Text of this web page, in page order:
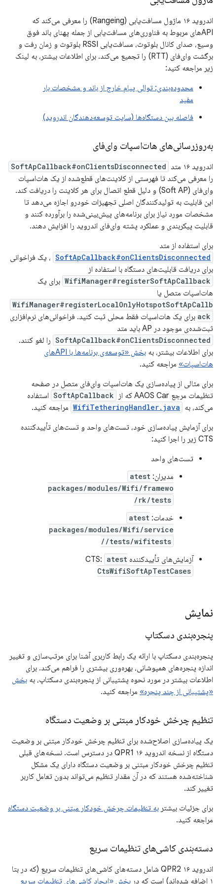
اندروید ۱۶ ماژول مسافت‌یابی (Rangeing) را معرفی می‌کند که
APIهای مربوط به فناوری‌های مسافت‌یابی از جمله پهنای باند فوق
وسیع، صدای کانال بلوتوث، مسافت‌یابی RSSI بلوتوث و زمان رفت و
برگشت وای‌فای (RTT) را تجمیع می‌کند. برای اطلاعات بیشتر، به لینک
زیر مراجعه کنید:
محدوده‌بندی: توالی پیام خارج از باند و مشخصات بار
مفید
فاصله بین دستگاه‌ها (سایت توسعه‌دهندگان اندروید)
به‌روزرسانی‌های هات‌اسپات وای‌فای
اندروید ۱۶ متد SoftApCallback#onClientsDisconnected
را معرفی می‌کند تا فهرستی از کلاینت‌های قطع‌شده از یک هات‌اسپات
وای‌فای (Soft AP) و دلیل قطع اتصال برای هر کلاینت را دریافت کند.
این قابلیت به تولیدکنندگان اصلی تجهیزات خودرو اجازه می‌دهد تا
مشخصات مورد نیاز برای برنامه‌های پیش‌بینی‌شده را برآورده کنند و
قابلیت پیکربندی و عملکرد پشته وای‌فای اندروید را افزایش دهند.
برای استفاده از متد
SoftApCallback#onClientsDisconnected ، یک فراخوانی
برای دریافت قابلیت‌های دستگاه با استفاده از
WifiManager#registerSoftApCallback برای یک
هات‌اسپات متصل یا
WifiManager#registerLocalOnlyHotspotSoftApCallb
ack برای یک هات‌اسپات فقط محلی ثبت کنید. فراخوانی‌های نرم‌افزاری
ثبت‌شده‌ی موجود در AP باید متد
SoftApCallback#onClientsDisconnected را لغو کنند.
برای اطلاعات بیشتر، به
بخش «توسعه‌ی برنامه‌ها با APIهای
هات‌اسپات» مراجعه کنید.
برای مثالی از پیاده‌سازی یک هات‌اسپات وای‌فای متصل در صفحه
تنظیمات مرجع AAOS Car که از
SoftApCallback استفاده
می‌کند، به WifiTetheringHandler.java مراجعه کنید.
برای آزمایش پیاده‌سازی خود، تست‌های واحد و تست‌های تأییدکننده
CTS زیر را اجرا کنید:
تست‌های واحد
مدیران: atest
packages/modules/Wifi/framewo
rk/tests/
خدمات: atest
packages/modules/Wifi/service
/tests/wifitests/
آزمایش‌های تأییدکننده CTS: atest
CtsWifiSoftApTestCases
نمایش
پنجره‌بندی دسکتاپ
پنجره‌بندی دسکتاپ با ارائه یک رابط کاربری آشنا برای مرتب‌سازی و تغییر
اندازه پنجره‌های همپوشانی، بهره‌وری بیشتری را فراهم می‌کند. برای
اطلاعات بیشتر در مورد نحوه پشتیبانی از پنجره‌بندی دسکتاپ، به بخش
«پشتیبانی از چند پنجره» مراجعه کنید.
تنظیم چرخش خودکار مبتنی بر وضعیت دستگاه
یک پیاده‌سازی اصلاح‌شده برای تنظیم چرخش خودکار مبتنی بر وضعیت
دستگاه از نسخه اندروید ۱۶ QPR1 در دسترس است. نسخه‌های قبلی
تنظیم چرخش خودکار مبتنی بر وضعیت دستگاه دارای یک مشکل
شناخته‌شده هستند که در آن مقدار تنظیم می‌تواند بدون تعامل کاربر
تغییر کند.
برای جزئیات بیشتر به تنظیمات چرخش خودکار مبتنی بر وضعیت دستگاه
مراجعه کنید.
دسته‌بندی کاشی‌های تنظیمات سریع
اندروید ۱۶ QPR2 شامل دسته‌های کاشی‌های تنظیمات سریع (که در بتا
۱ اضافه شده‌اند) است که در
بخش «ایجاد کاشی‌های تنظیمات سریع